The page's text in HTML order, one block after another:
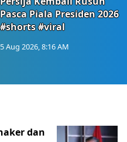
Pasca Piala Presiden 2026
#shorts #viral
5 Aug 2026, 8:16 AM
dan